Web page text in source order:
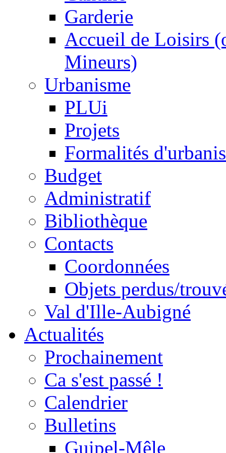
Garderie
Accueil de Loisirs
Mineurs)
Urbanisme
PLUi
Projets
Formalités
Budget
Administratif
Bibliothèque
Contacts
Coordonnées
Objets perdus/
Val d'Ille-Aubigné
Actualités
Prochainement
Ca s'est passé !
Calendrier
Bulletins
Guipel-Mêle